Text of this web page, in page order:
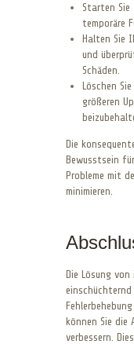
Starten Sie
temporäre
Halten Sie
und
Schäden.
Löschen
größeren
Die
Bewusstsein
Probleme mit
minimieren.
Die Lösung
können Sie die
verbessern.